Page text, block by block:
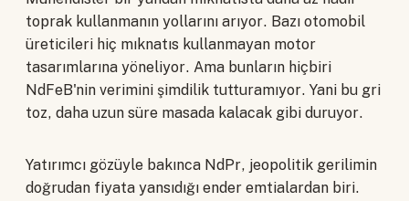
toprak kullanmanın yollarını arıyor. Bazı otomobil
üreticileri hiç mıknatıs kullanmayan motor
tasarımlarına yöneliyor. Ama bunların hiçbiri
NdFeB'nin verimini şimdilik tutturamıyor. Yani bu gri
toz, daha uzun süre masada kalacak gibi duruyor.
Yatırımcı gözüyle bakınca NdPr, jeopolitik gerilimin
doğrudan fiyata yansıdığı ender emtialardan biri.